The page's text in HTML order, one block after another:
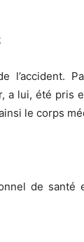
l’accident.
lui, été pris
le corps
de